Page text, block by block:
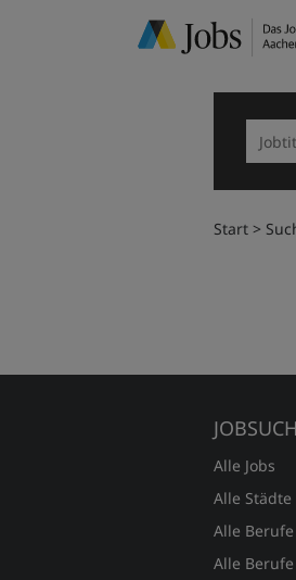
Start
Alle Jobs
Alle Städte
Alle Berufe
Alle